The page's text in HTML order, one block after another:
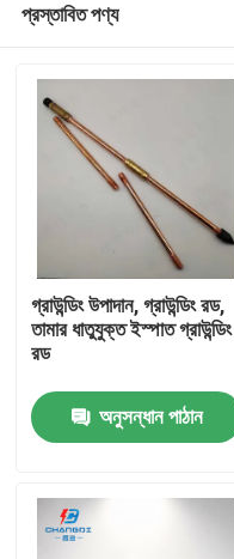
বাড়ি
পণ্য
প্রস্তাবিত পণ্য
গ্রাউন্ডিং উপাদান, গ্রাউন্ডিং রড,
তামার ধাতুযুক্ত ইস্পাত গ্রাউন্ডিং
রড
অনুসন্ধান পাঠান